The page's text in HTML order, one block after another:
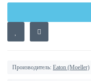
Производитель: Eaton (Moeller)